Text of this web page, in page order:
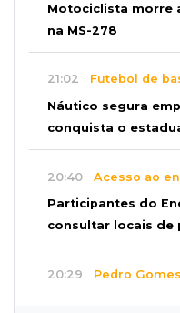
Motociclista morre
na MS-278
21:02 Futebol de
Náutico segura
conquista o
20:40 Acesso ao
Participantes do
consultar locais de
20:29 Pedro Gomes